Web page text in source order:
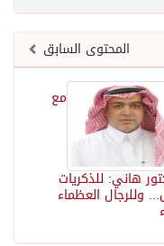
المحتوى السابق
مع
هاني: للذكريات
وللرجال العظماء